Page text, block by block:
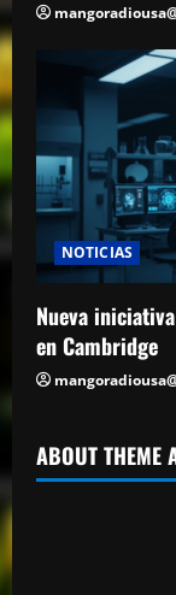
NOTICIAS
Nueva
en Cambridge
ABOUT THEME